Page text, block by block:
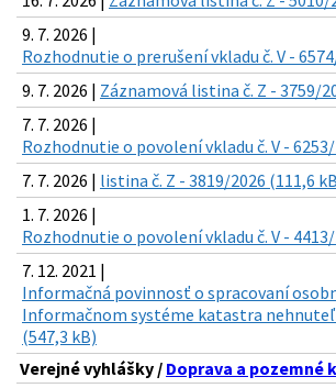
9. 7. 2026 |
Rozhodnutie o prerušení vkladu č. V -
9. 7. 2026 | Záznamová listina č. Z - 3759/
7. 7. 2026 |
Rozhodnutie o povolení vkladu č. V -
7. 7. 2026 | listina č. Z - 3819/2026 (111,6
1. 7. 2026 |
Rozhodnutie o povolení vkladu č. V -
7. 12. 2021 |
Informačná povinnosť o spracovaní
Informačnom systéme katastra
(547,3 kB)
Verejné vyhlášky / Doprava a pozemné